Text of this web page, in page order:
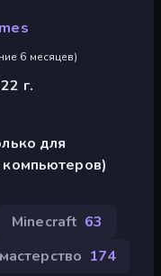
6 месяцев)
г.
для
компьютеров)
Minecraft 63
мастерство 174